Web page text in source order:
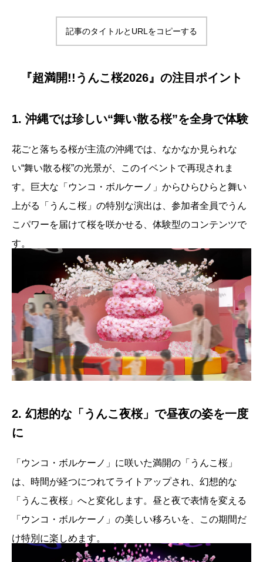
記事のタイトルとURLをコピーする
『超満開!!うんこ桜2026』の注目ポイント
1. 沖縄では珍しい“舞い散る桜”を全身で体験
花ごと落ちる桜が主流の沖縄では、なかなか見られな
い“舞い散る桜”の光景が、このイベントで再現されま
す。巨大な「ウンコ・ボルケーノ」からひらひらと舞い
上がる「うんこ桜」の特別な演出は、参加者全員でうん
こパワーを届けて桜を咲かせる、体験型のコンテンツで
す。
2. 幻想的な「うんこ夜桜」で昼夜の姿を一度
に
「ウンコ・ボルケーノ」に咲いた満開の「うんこ桜」
は、時間が経つにつれてライトアップされ、幻想的な
「うんこ夜桜」へと変化します。昼と夜で表情を変える
「ウンコ・ボルケーノ」の美しい移ろいを、この期間だ
け特別に楽しめます。